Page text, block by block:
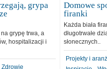
grypa
grypę trwa, a
hospitalizacji i
Zdrowie
Domowe
firanki
Każda biała
długotrwałe
słonecznych..
Projekty i